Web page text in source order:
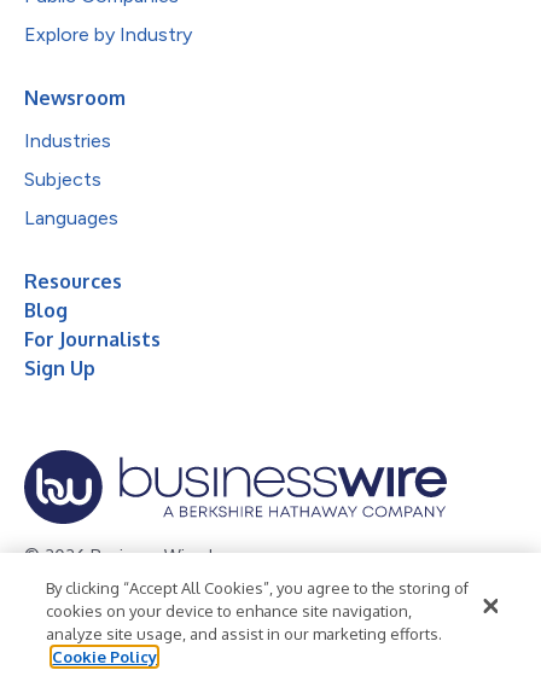
Explore by Industry
Newsroom
Industries
Subjects
Languages
Resources
Blog
For Journalists
Sign Up
© 2026 Business Wire, Inc.
Privacy Policy Cookie Policy
Accessibility Statement
Terms of Use
Legal
By clicking “Accept All Cookies”, you agree to the storing of
cookies on your device to enhance site navigation,
analyze site usage, and assist in our marketing efforts.
Cookie Policy